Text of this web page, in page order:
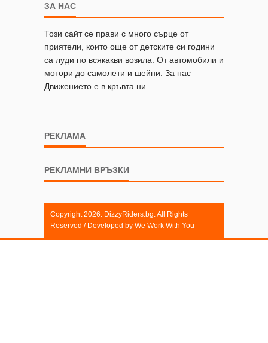
ЗА НАС
Този сайт се прави с много сърце от
приятели, които още от детските си години
са луди по всякакви возила. От автомобили и
мотори до самолети и шейни. За нас
Движението е в кръвта ни.
РЕКЛАМА
РЕКЛАМНИ ВРЪЗКИ
Copyright 2026. DizzyRiders.bg. All Rights
Reserved / Developed by We Work With You